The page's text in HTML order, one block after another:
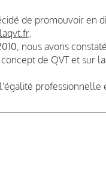
de promouvoir en
laqvt.fr.
nous avons
de QVT et sur
professionnelle